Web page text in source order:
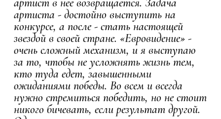
артиста - достойно выступить на
конкурсе, а после - стать настоящей
звездой в своей стране. «Евровидение» -
очень сложный механизм, и я выступаю
за то, чтобы не усложнять жизнь тем,
кто туда едет, завышенными
ожиданиями победы. Во всем и всегда
нужно стремиться победить, но не стоит
никого бичевать, если результат другой.